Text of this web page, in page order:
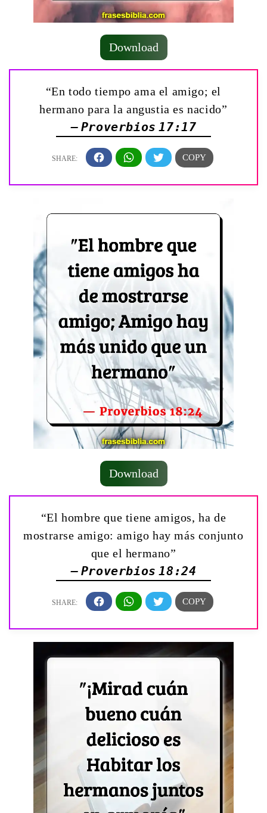
Download
“En todo tiempo ama el amigo; el
hermano para la angustia es nacido”
— Proverbios 17:17
Download
“El hombre que tiene amigos, ha de
mostrarse amigo: amigo hay más conjunto
que el hermano”
— Proverbios 18:24